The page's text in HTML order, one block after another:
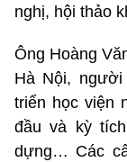
nghị, hội thảo
Ông Hoàng
Hà Nội,
triển học viện
đầu và kỳ
dựng… Các